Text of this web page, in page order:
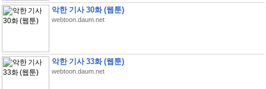
악한 기사 30화 (웹툰)
webtoon.daum.net
악한 기사 33화 (웹툰)
webtoon.daum.net